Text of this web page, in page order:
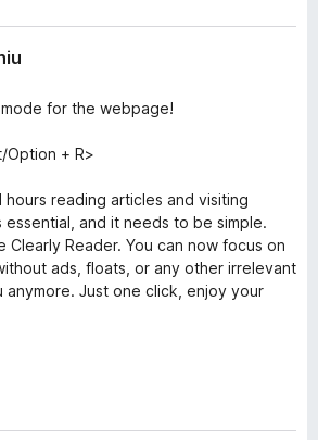
for the webpage!
+ R>
reading articles and visiting
essential, and it needs to be simple.
Reader. You can now focus on
ads, floats, or any other irrelevant
Just one click, enjoy your
clean, and full-screen mode for